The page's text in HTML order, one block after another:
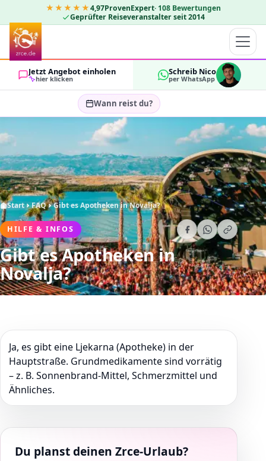
★★★★★4,97ProvenExpert· 108 Bewertungen
Geprüfter Reiseveranstalter seit 2014
Jetzt Angebot einholen
hier klicken
Schreib Nico
per WhatsApp
Wann reist du?
Reisezeitraum wählen…
GÄSTE
2 OK
Start FAQ Gibt es Apotheken in Novalja?
HILFE & INFOS
Gibt es Apotheken in
Novalja?
Ja, es gibt eine Ljekarna (Apotheke) in der
Hauptstraße. Grundmedikamente sind vorrätig
– z. B. Sonnenbrand-Mittel, Schmerzmittel und
Ähnliches.
Du planst deinen Zrce-Urlaub?